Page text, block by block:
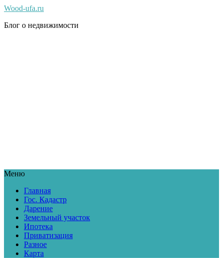
Wood-ufa.ru
Блог о недвижимости
Меню
Главная
Гос. Кадастр
Дарение
Земельный участок
Ипотека
Приватизация
Разное
Карта